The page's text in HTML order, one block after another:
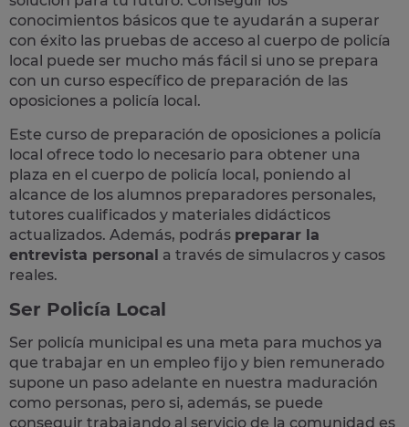
conocimientos básicos que te ayudarán a superar
con éxito las pruebas de acceso al cuerpo de policía
local puede ser mucho más fácil si uno se prepara
con un curso específico de preparación de las
oposiciones a policía local.
Este curso de preparación de oposiciones a policía
local ofrece todo lo necesario para obtener una
plaza en el cuerpo de policía local, poniendo al
alcance de los alumnos preparadores personales,
tutores cualificados y materiales didácticos
actualizados. Además, podrás preparar la
entrevista personal a través de simulacros y casos
reales.
Ser Policía Local
Ser policía municipal es una meta para muchos ya
que trabajar en un empleo fijo y bien remunerado
supone un paso adelante en nuestra maduración
como personas, pero si, además, se puede
conseguir trabajando al servicio de la comunidad es